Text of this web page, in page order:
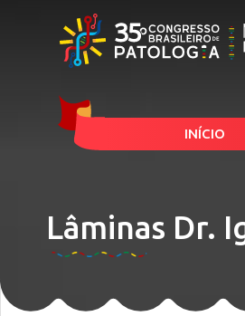
Lâminas Dr.
INÍCIO